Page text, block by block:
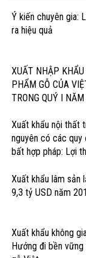
Ý kiến chuyên gia:
ra hiệu quả
XUẤT NHẬP KHẨU
PHẨM GỖ CỦA
TRONG QUÝ I
Xuất khẩu nội thất
nguyên có các quy
bất hợp pháp: Lợi
Xuất khẩu lâm sản
9,3 tỷ USD năm
Xuất khẩu không
Hướng đi bền vững